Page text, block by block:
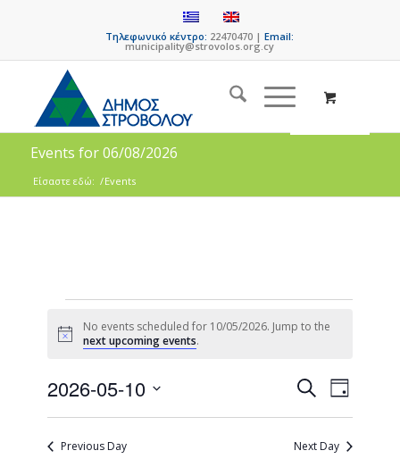
Τηλεφωνικό κέντρο: 22470470 |Email:
municipality@strovolos.org.cy
Events for 06/08/2026
Είσαστε εδώ: /Events
Notice
No events scheduled for 10/05/2026. Jump to the
next upcoming events.
Events
Search
and
SearchEvent
Views
Day
2026-05-10
Previous Day
Next Day